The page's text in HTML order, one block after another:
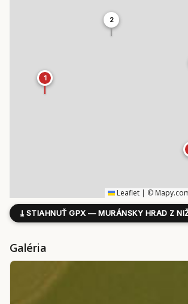
1
2
Leaflet | ©
⤓ STIAHNUŤ GPX — MURÁNSKY HRAD Z
Galéria